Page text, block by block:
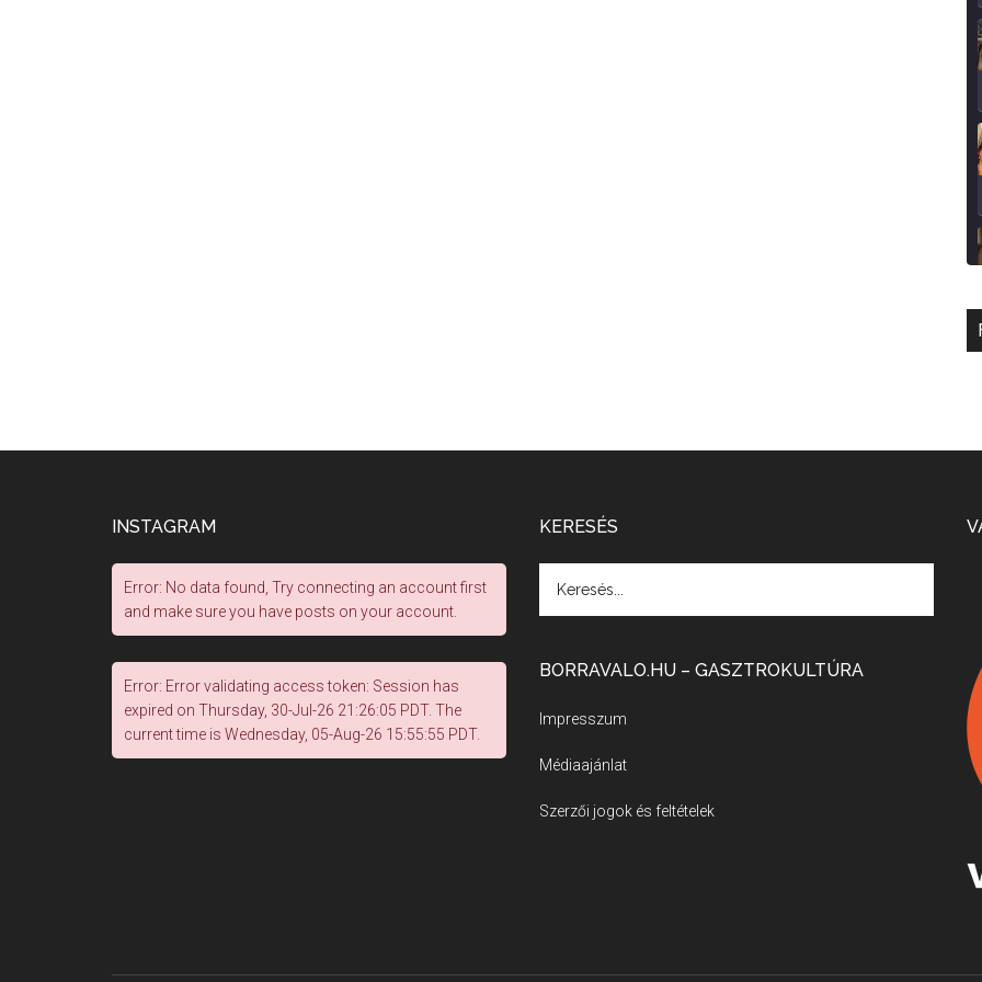
INSTAGRAM
Error: No data found, Try connecting an account first
and make sure you have posts on your account.
Error: Error validating access token: Session has
expired on Thursday, 30-Jul-26 21:26:05 PDT. The
current time is Wednesday, 05-Aug-26 15:55:55 PDT.
KERESÉS
BORRAVALO.HU – GASZTROKULTÚRA
Impresszum
Médiaajánlat
Szerzői jogok és feltételek